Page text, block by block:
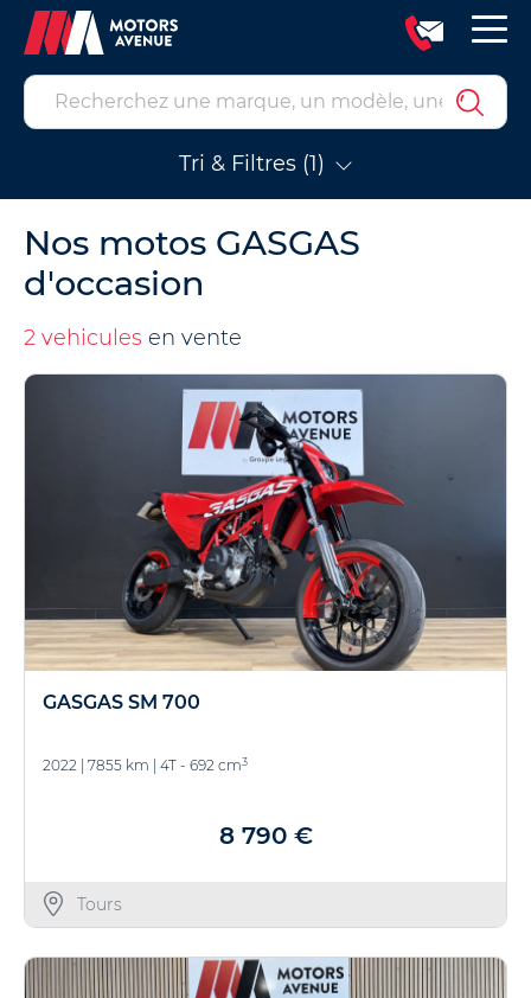
Tri & Filtres (1)
Nos motos GASGAS
d'occasion
2 vehicules en vente
GASGAS SM 700
2022 7855 km 4T - 692 cm3
8 790 €
Tours